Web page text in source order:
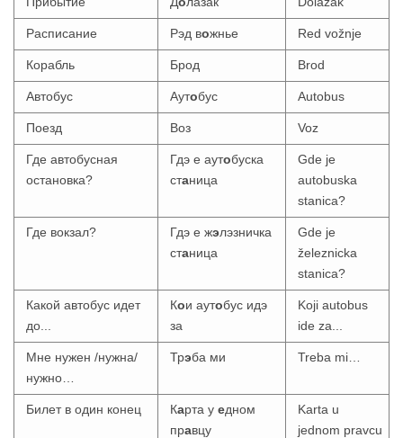
Расписание Рэд вожнье Red vožnje
Корабль Брод Brod
Автобус Аутобус Autobus
Поезд Воз Voz
Где автобусная
остановка?
Гдэ е аутобуска
станица
Gde je
autobuska
stanica?
Где вокзал? Гдэ е жэлэзничка
станица
Gde je
železnicka
stanica?
Какой автобус идет
до...
Кои аутобус идэ
за
Koji autobus
ide za...
Мне нужен /нужна/
нужно…
Трэба ми Treba mi…
Билет в один конец Карта у едном
правцу
Karta u
jednom pravcu